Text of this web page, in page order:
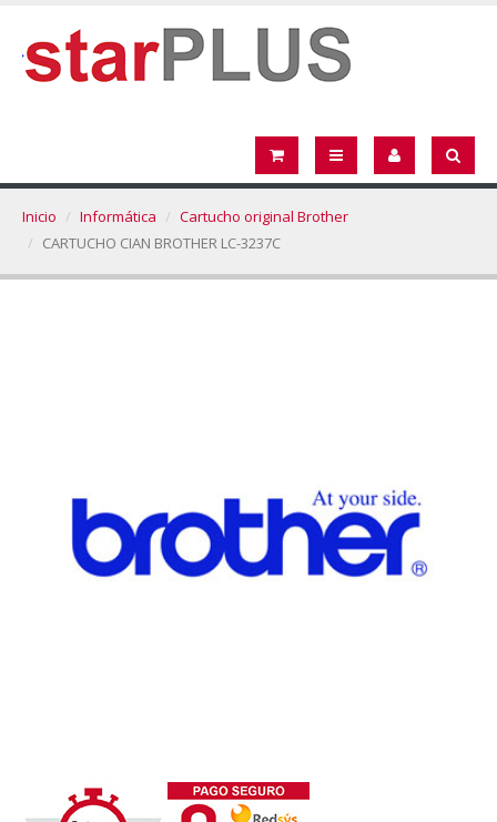
Inicio Informática
Cartucho original Brother
CARTUCHO CIAN BROTHER LC-3237C